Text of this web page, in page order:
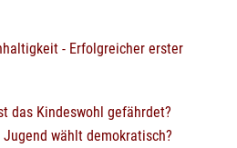
- Erfolgreicher erster
das Kindeswohl gefährdet?
Jugend wählt demokratisch?